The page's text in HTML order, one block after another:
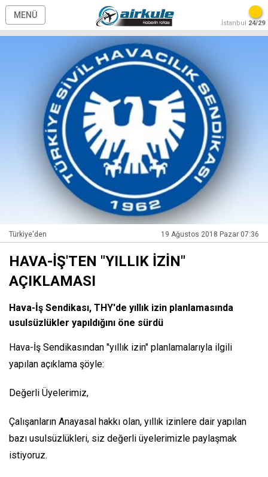
MENÜ
İstanbul 24/29
Türkiye'den 19 Ağustos 2018 Pazar 07:36
HAVA-İŞ'TEN "YILLIK İZİN"
AÇIKLAMASI
Hava-İş Sendikası, THY'de yıllık izin planlamasında
usulsüzlükler yapıldığını öne sürdü
Hava-İş Sendikasından "yıllık izin" planlamalarıyla ilgili
yapılan açıklama şöyle:
Değerli Üyelerimiz,
Çalışanların Anayasal hakkı olan, yıllık izinlere dair yapılan
bazı usulsüzlükleri, siz değerli üyelerimizle paylaşmak
istiyoruz.